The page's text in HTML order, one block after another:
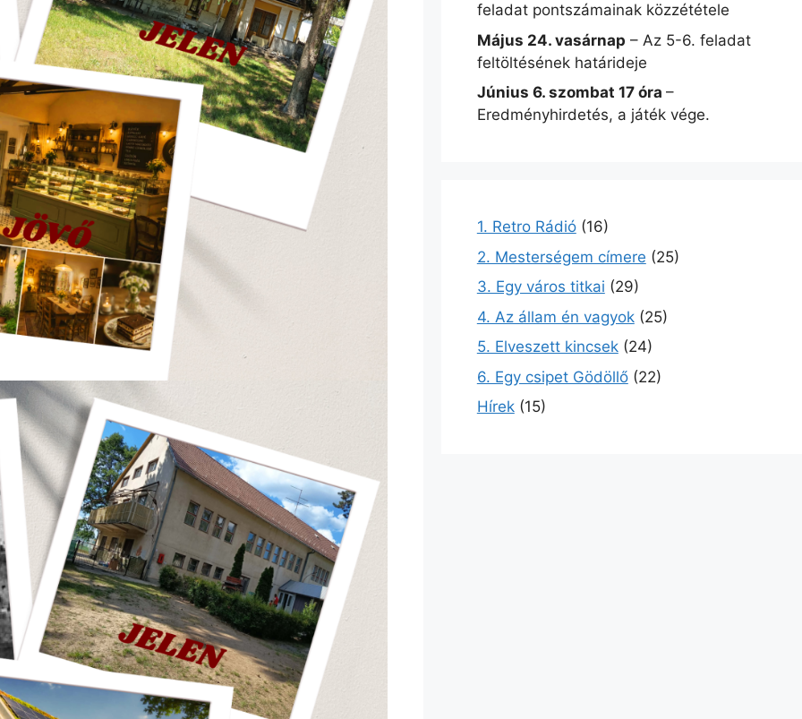
feladat pontszámainak közzététele
Május 24. vasárnap – Az 5-6. feladat
feltöltésének határideje
Június 6. szombat 17 óra –
Eredményhirdetés, a játék vége.
1. Retro Rádió(16)
2. Mesterségem címere (25)
3. Egy város titkai (29)
4. Az állam én vagyok(25)
5. Elveszett kincsek(24)
6. Egy csipet Gödöllő(22)
Hírek(15)